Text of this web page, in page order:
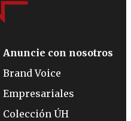
Anuncie con nosotros
Brand Voice
Empresariales
Colección ÚH